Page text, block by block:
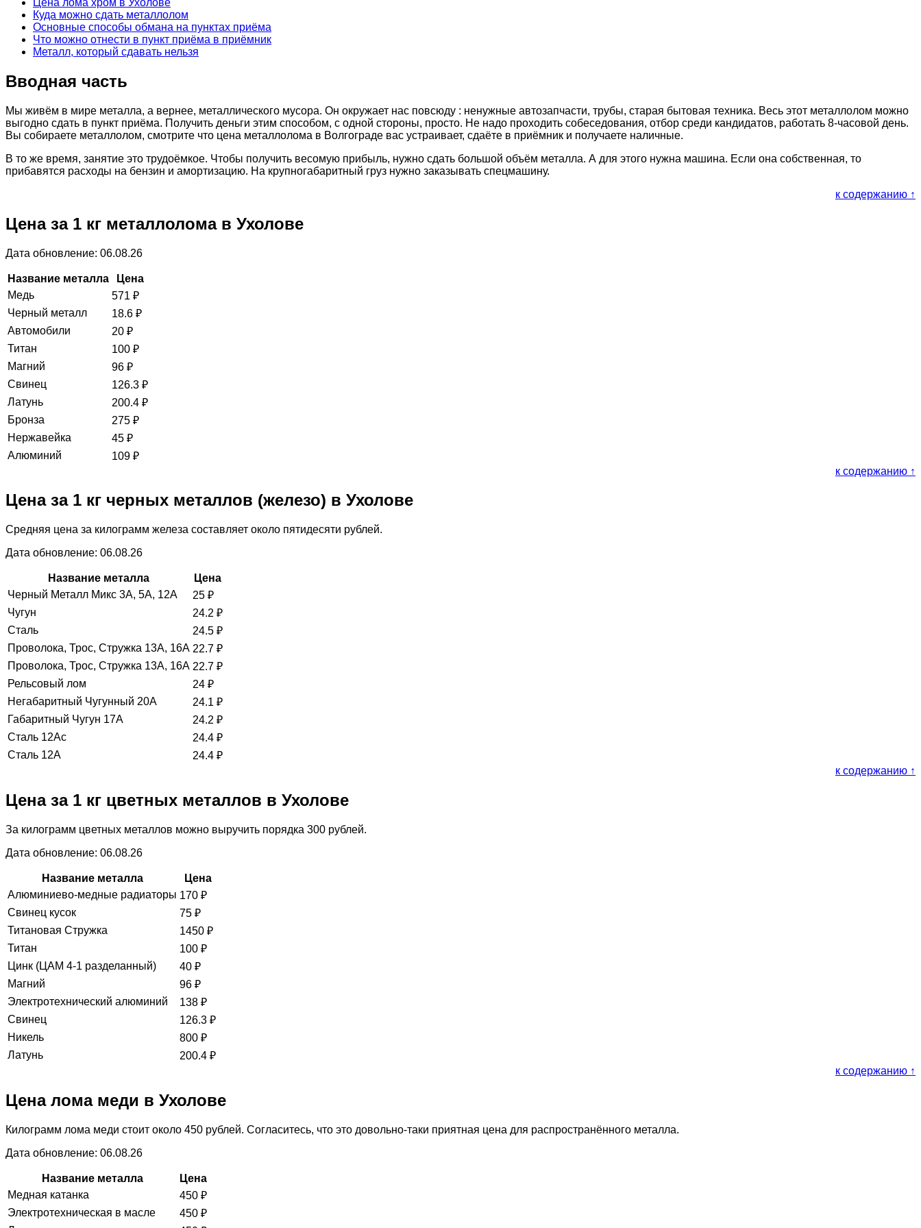
Куда можно сдать металлолом
Основные способы обмана на пунктах приёма
Что можно отнести в пункт приёма в приёмник
Металл, который сдавать нельзя
Вводная часть
Мы живём в мире металла, а вернее, металлического мусора. Он окружает нас повсюду : ненужные автозапчасти, трубы, старая бытовая техника. Весь этот металлолом можно
выгодно сдать в пункт приёма. Получить деньги этим способом, с одной стороны, просто. Не надо проходить собеседования, отбор среди кандидатов, работать 8-часовой день.
Вы собираете металлолом, смотрите что цена металлолома в Волгограде вас устраивает, сдаёте в приёмник и получаете наличные.
В то же время, занятие это трудоёмкое. Чтобы получить весомую прибыль, нужно сдать большой объём металла. А для этого нужна машина. Если она собственная, то
прибавятся расходы на бензин и амортизацию. На крупногабаритный груз нужно заказывать спецмашину.
к содержанию ↑
Цена за 1 кг металлолома в Ухолове
Дата обновление: 06.08.26
Название металла
Цена
Медь
571 ₽
Черный металл
18.6 ₽
Автомобили
20 ₽
Титан
100 ₽
Магний
96 ₽
Свинец
126.3 ₽
Латунь
200.4 ₽
Бронза
275 ₽
Нержавейка
45 ₽
Алюминий
109 ₽
к содержанию ↑
Цена за 1 кг черных металлов (железо) в Ухолове
Средняя цена за килограмм железа составляет около пятидесяти рублей.
Дата обновление: 06.08.26
Название металла
Цена
Черный Металл Микс 3А, 5А, 12А
25 ₽
Чугун
24.2 ₽
Сталь
24.5 ₽
Проволока, Трос, Стружка 13А, 16А 22.7 ₽
Проволока, Трос, Стружка 13А, 16А 22.7 ₽
Рельсовый лом
24 ₽
Негабаритный Чугунный 20А
24.1 ₽
Габаритный Чугун 17А
24.2 ₽
Сталь 12Ас
24.4 ₽
Сталь 12А
24.4 ₽
к содержанию ↑
Цена за 1 кг цветных металлов в Ухолове
За килограмм цветных металлов можно выручить порядка 300 рублей.
Дата обновление: 06.08.26
Название металла
Цена
Алюминиево-медные радиаторы 170 ₽
Свинец кусок
75 ₽
Титановая Стружка
1450 ₽
Титан
100 ₽
Цинк (ЦАМ 4-1 разделанный)
40 ₽
Магний
96 ₽
Электротехнический алюминий
138 ₽
Свинец
126.3 ₽
Никель
800 ₽
Латунь
200.4 ₽
к содержанию ↑
Цена лома меди в Ухолове
Килограмм лома меди стоит около 450 рублей. Согласитесь, что это довольно-таки приятная цена для распространённого металла.
Дата обновление: 06.08.26
Название металла
Цена
Медная катанка
450 ₽
Электротехническая в масле
450 ₽